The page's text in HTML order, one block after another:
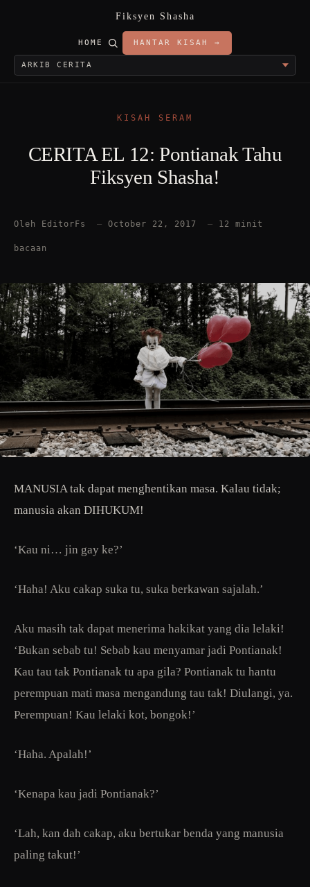
Fiksyen Shasha
HOME HANTAR KISAH →
KISAH SERAM
CERITA EL 12: Pontianak Tahu
Fiksyen Shasha!
Oleh EditorFs — October 22, 2017 — 12 minit
bacaan
MANUSIA tak dapat menghentikan masa. Kalau tidak;
manusia akan DIHUKUM!
‘Kau ni… jin gay ke?’
‘Haha! Aku cakap suka tu, suka berkawan sajalah.’
Aku masih tak dapat menerima hakikat yang dia lelaki!
‘Bukan sebab tu! Sebab kau menyamar jadi Pontianak!
Kau tau tak Pontianak tu apa gila? Pontianak tu hantu
perempuan mati masa mengandung tau tak! Diulangi, ya.
Perempuan! Kau lelaki kot, bongok!’
‘Haha. Apalah!’
‘Kenapa kau jadi Pontianak?’
‘Lah, kan dah cakap, aku bertukar benda yang manusia
paling takut!’